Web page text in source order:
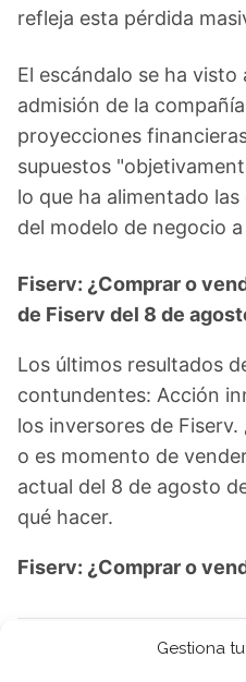
Gestiona
refleja esta pérdida
El escándalo se ha visto
admisión de la
proyecciones
supuestos
lo que ha alimentado
del modelo de negocio
Fiserv: ¿Comprar o
de Fiserv del 8 de
Los últimos resultados
contundentes: Acción
los inversores de
o es momento de
actual del 8 de agosto
qué hacer.
Fiserv: ¿Comprar o